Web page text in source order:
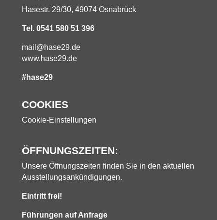
Hasestr. 29/30, 49074 Osnabrück
Tel. 0541 580 51 396
mail@hase29.de
www.hase29.de
#hase29
COOKIES
Cookie-Einstellungen
ÖFFNUNGSZEITEN:
Unsere Öffnungszeiten finden Sie in den aktuellen
Ausstellungsankündigungen.
Eintritt frei!
Führungen auf Anfrage